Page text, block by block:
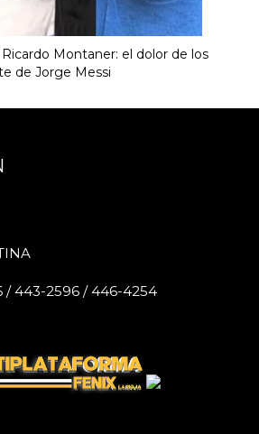
Montaner: el dolor de los
de Jorge Messi
/ 443-2596 / 446-4254